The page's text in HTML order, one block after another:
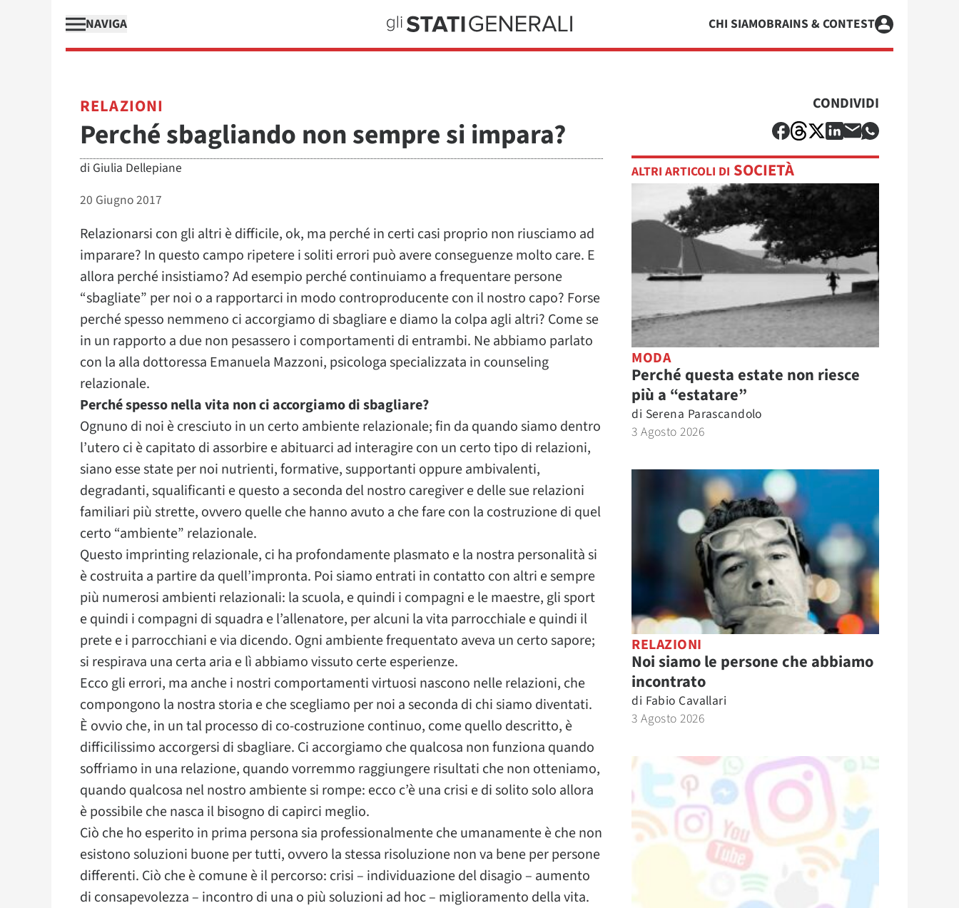
NAVIGA CHI SIAMOBRAINS & CONTEST
RELAZIONI
Perché sbagliando non sempre si impara?
di Giulia Dellepiane
20 Giugno 2017
Relazionarsi con gli altri è difficile, ok, ma perché in certi casi proprio non riusciamo ad
imparare? In questo campo ripetere i soliti errori può avere conseguenze molto care. E
allora perché insistiamo? Ad esempio perché continuiamo a frequentare persone
“sbagliate” per noi o a rapportarci in modo controproducente con il nostro capo? Forse
perché spesso nemmeno ci accorgiamo di sbagliare e diamo la colpa agli altri? Come se
in un rapporto a due non pesassero i comportamenti di entrambi. Ne abbiamo parlato
con la alla dottoressa Emanuela Mazzoni, psicologa specializzata in counseling
relazionale.
Perché spesso nella vita non ci accorgiamo di sbagliare?
Ognuno di noi è cresciuto in un certo ambiente relazionale; fin da quando siamo dentro
l’utero ci è capitato di assorbire e abituarci ad interagire con un certo tipo di relazioni,
siano esse state per noi nutrienti, formative, supportanti oppure ambivalenti,
degradanti, squalificanti e questo a seconda del nostro caregiver e delle sue relazioni
familiari più strette, ovvero quelle che hanno avuto a che fare con la costruzione di quel
certo “ambiente” relazionale.
Questo imprinting relazionale, ci ha profondamente plasmato e la nostra personalità si
è costruita a partire da quell’impronta. Poi siamo entrati in contatto con altri e sempre
più numerosi ambienti relazionali: la scuola, e quindi i compagni e le maestre, gli sport
e quindi i compagni di squadra e l’allenatore, per alcuni la vita parrocchiale e quindi il
prete e i parrocchiani e via dicendo. Ogni ambiente frequentato aveva un certo sapore;
si respirava una certa aria e lì abbiamo vissuto certe esperienze.
Ecco gli errori, ma anche i nostri comportamenti virtuosi nascono nelle relazioni, che
compongono la nostra storia e che scegliamo per noi a seconda di chi siamo diventati.
È ovvio che, in un tal processo di co-costruzione continuo, come quello descritto, è
difficilissimo accorgersi di sbagliare. Ci accorgiamo che qualcosa non funziona quando
soffriamo in una relazione, quando vorremmo raggiungere risultati che non otteniamo,
quando qualcosa nel nostro ambiente si rompe: ecco c’è una crisi e di solito solo allora
è possibile che nasca il bisogno di capirci meglio.
Ciò che ho esperito in prima persona sia professionalmente che umanamente è che non
esistono soluzioni buone per tutti, ovvero la stessa risoluzione non va bene per persone
differenti. Ciò che è comune è il percorso: crisi – individuazione del disagio – aumento
di consapevolezza – incontro di una o più soluzioni ad hoc – miglioramento della vita.
CONDIVIDI
ALTRI ARTICOLI DI SOCIETÀ
MODA
Perché questa estate non riesce
più a “estatare”
di Serena Parascandolo
3 Agosto 2026
RELAZIONI
Noi siamo le persone che abbiamo
incontrato
di Fabio Cavallari
3 Agosto 2026